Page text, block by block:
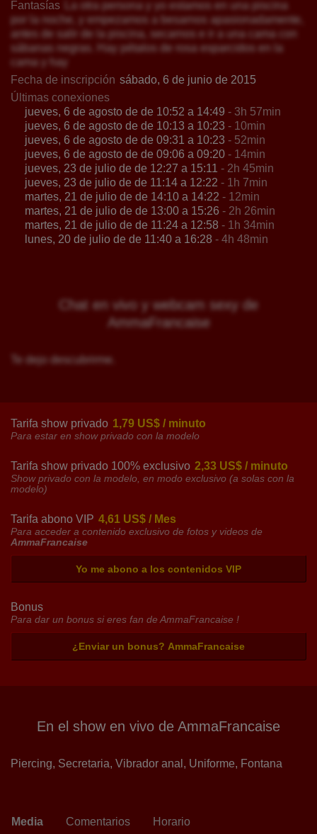
Fantasías
La otra persona y yo estamos en una piscina
por la noche, y empezamos a besarnos apasionadamente,
antes de salir de la piscina, secarnos e ir a una cama con
sábanas negras. Hay pétalos de rosa esparcidos en la
cama y hay
Fecha de inscripción sábado, 6 de junio de 2015
Últimas conexiones
jueves, 6 de agosto de de 10:52 a 14:49 - 3h 57min
jueves, 6 de agosto de de 10:13 a 10:23 - 10min
jueves, 6 de agosto de de 09:31 a 10:23 - 52min
jueves, 6 de agosto de de 09:06 a 09:20 - 14min
jueves, 23 de julio de de 12:27 a 15:11 - 2h 45min
jueves, 23 de julio de de 11:14 a 12:22 - 1h 7min
martes, 21 de julio de de 14:10 a 14:22 - 12min
martes, 21 de julio de de 13:00 a 15:26 - 2h 26min
martes, 21 de julio de de 11:24 a 12:58 - 1h 34min
lunes, 20 de julio de de 11:40 a 16:28 - 4h 48min
Chat en vivo y webcam sexy de
AmmaFrancaise
Te dejo descubrirme.
Tarifa show privado 1,79 US$ / minuto
Para estar en show privado con la modelo
Tarifa show privado 100% exclusivo 2,33 US$ / minuto
Show privado con la modelo, en modo exclusivo (a solas con la
modelo)
Tarifa abono VIP 4,61 US$ / Mes
Para acceder a contenido exclusivo de fotos y videos de
AmmaFrancaise
Yo me abono a los contenidos VIP
Bonus
Para dar un bonus si eres fan de AmmaFrancaise !
¿Enviar un bonus? AmmaFrancaise
En el show en vivo de AmmaFrancaise
Piercing, Secretaria, Vibrador anal, Uniforme, Fontana
Media Comentarios Horario